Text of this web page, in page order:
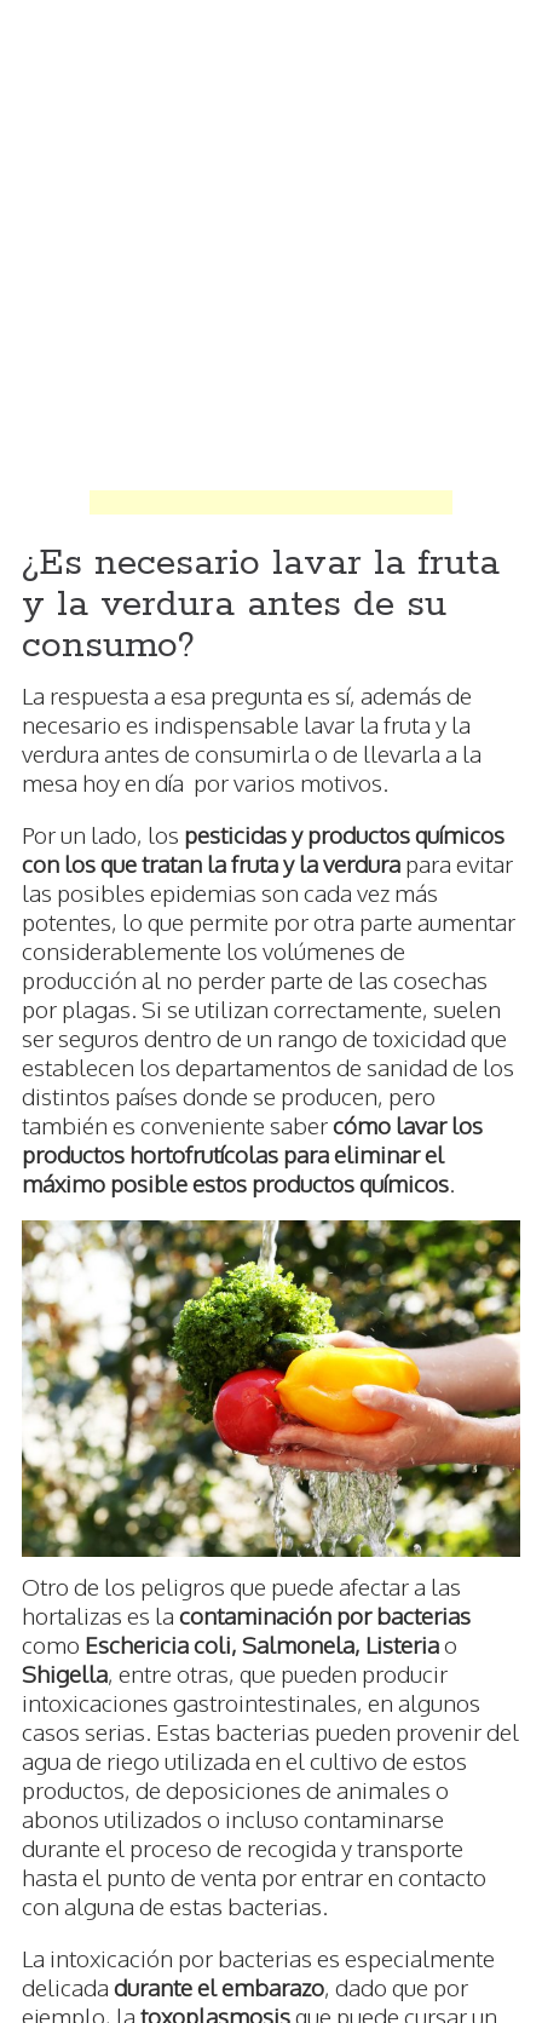
¿Es necesario lavar la fruta
y la verdura antes de su
consumo?
La respuesta a esa pregunta es sí, además de
necesario es indispensable lavar la fruta y la
verdura antes de consumirla o de llevarla a la
mesa hoy en día por varios motivos.
Por un lado, los pesticidas y productos químicos
con los que tratan la fruta y la verdura para evitar
las posibles epidemias son cada vez más
potentes, lo que permite por otra parte aumentar
considerablemente los volúmenes de
producción al no perder parte de las cosechas
por plagas. Si se utilizan correctamente, suelen
ser seguros dentro de un rango de toxicidad que
establecen los departamentos de sanidad de los
distintos países donde se producen, pero
también es conveniente sabercómo lavar los
productos hortofrutícolas para eliminar el
máximo posible estos productos químicos
Otro de los peligros que puede afectar a las
hortalizas es la contaminación por bacterias
como Eschericia coli, Salmonela, Listeriao
Shigella, entre otras, que pueden producir
intoxicaciones gastrointestinales, en algunos
casos serias. Estas bacterias pueden provenir del
agua de riego utilizada en el cultivo de estos
productos, de deposiciones de animales o
abonos utilizados o incluso contaminarse
durante el proceso de recogida y transporte
hasta el punto de venta por entrar en contacto
con alguna de estas bacterias.
La intoxicación por bacterias es especialmente
delicada durante el embarazo, dado que por
ejemplo, la toxoplasmosisque puede cursar un